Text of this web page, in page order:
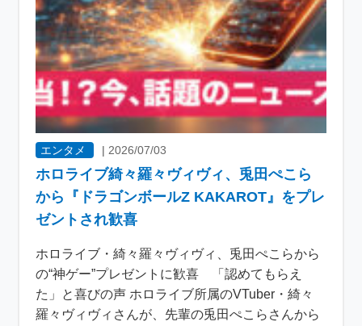
エンタメ | 2026/07/03
ホロライブ綺々羅々ヴィヴィ、兎田ぺこら
から『ドラゴンボールZ KAKAROT』をプレ
ゼントされ歓喜
ホロライブ・綺々羅々ヴィヴィ、兎田ぺこらから
の“神ゲー”プレゼントに歓喜 「認めてもらえ
た」と喜びの声 ホロライブ所属のVTuber・綺々
羅々ヴィヴィさんが、先輩の兎田ぺこらさんから